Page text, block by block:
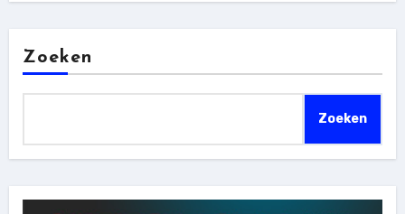
Zoeken
Zoeken